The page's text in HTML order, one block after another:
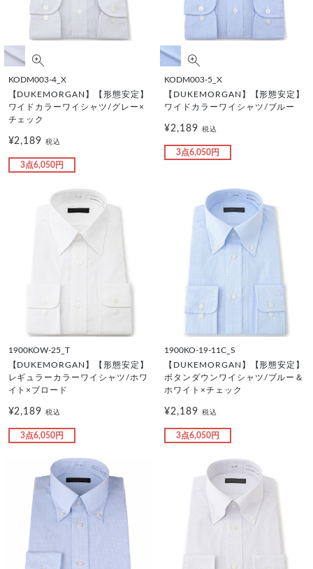
KODM003-4_X
【DUKEMORGAN】【形態安定】
ワイドカラーワイシャツ/グレー×
チェック
¥2,189税込
3点6,050円
KODM003-5_X
【DUKEMORGAN】【形態安定】
ワイドカラーワイシャツ/ブルー
¥2,189 税込
3点6,050円
1900KOW-25_T
【DUKEMORGAN】【形態安定】
レギュラーカラーワイシャツ/ホワ
イト×ブロード
¥2,189税込
3点6,050円
1900KO-19-11C_S
【DUKEMORGAN】【形態安定】
ボタンダウンワイシャツ/ブルー＆
ホワイト×チェック
¥2,189 税込
3点6,050円